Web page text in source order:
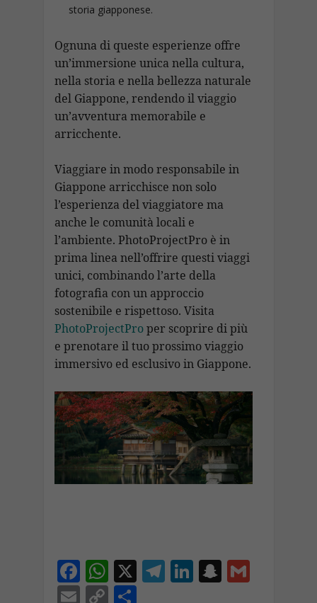
storia giapponese.
Ognuna di queste esperienze offre
un’immersione unica nella cultura,
nella storia e nella bellezza naturale
del Giappone, rendendo il viaggio
un’avventura memorabile e
arricchente.
Viaggiare in modo responsabile in
Giappone arricchisce non solo
l’esperienza del viaggiatore ma
anche le comunità locali e
l’ambiente. PhotoProjectPro è in
prima linea nell’offrire questi viaggi
unici, combinando l’arte della
fotografia con un approccio
sostenibile e rispettoso. Visita
PhotoProjectProper scoprire di più
e prenotare il tuo prossimo viaggio
immersivo ed esclusivo in Giappone.
F
ac
W
h
X T Li S G
E C C